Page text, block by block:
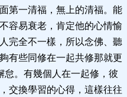
第一清福，無上的清福。能
容易衰老，肯定他的心情愉
完全不一樣，所以念佛、聽
有些同修在一起共修那就更
怠。有幾個人在一起修，彼
交換學習的心得，這樣往往